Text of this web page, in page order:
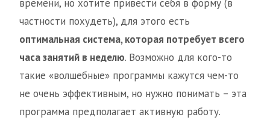
времени, но хотите привести себя в форму (в
частности похудеть), для этого есть
оптимальная система, которая потребует всего
часа занятий в неделю. Возможно для кого-то
такие «волшебные» программы кажутся чем-то
не очень эффективным, но нужно понимать – эта
программа предполагает активную работу.